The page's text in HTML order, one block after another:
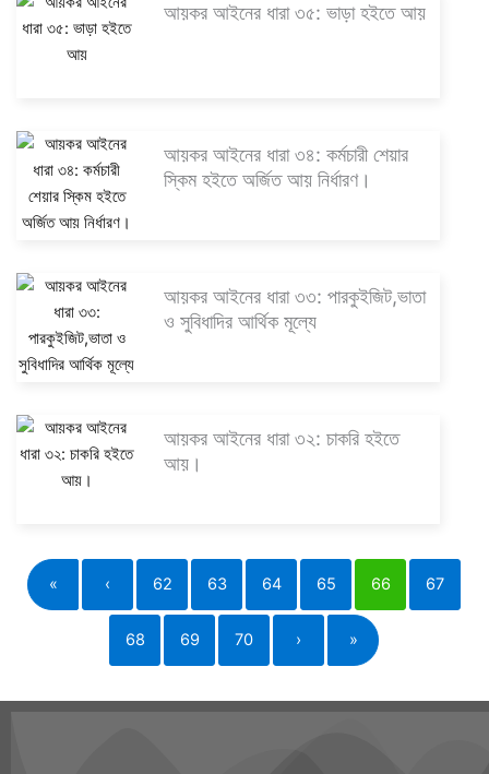
আয়কর আইনের ধারা ৩৫: ভাড়া হইতে আয়
আয়কর আইনের ধারা ৩৪: কর্মচারী শেয়ার
স্কিম হইতে অর্জিত আয় নির্ধারণ।
আয়কর আইনের ধারা ৩৩: পারকুইজিট,ভাতা
ও সুবিধাদির আর্থিক মূল্যে
আয়কর আইনের ধারা ৩২: চাকরি হইতে
আয়।
« ‹ 62 63 64 65 66 67
68 69 70 › »